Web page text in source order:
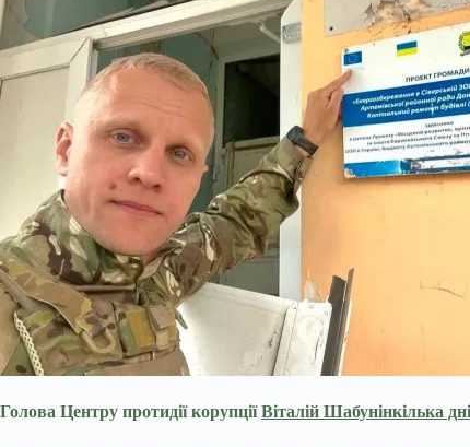
Голова Центру протидії корупціїВіталій Шабунінкілька